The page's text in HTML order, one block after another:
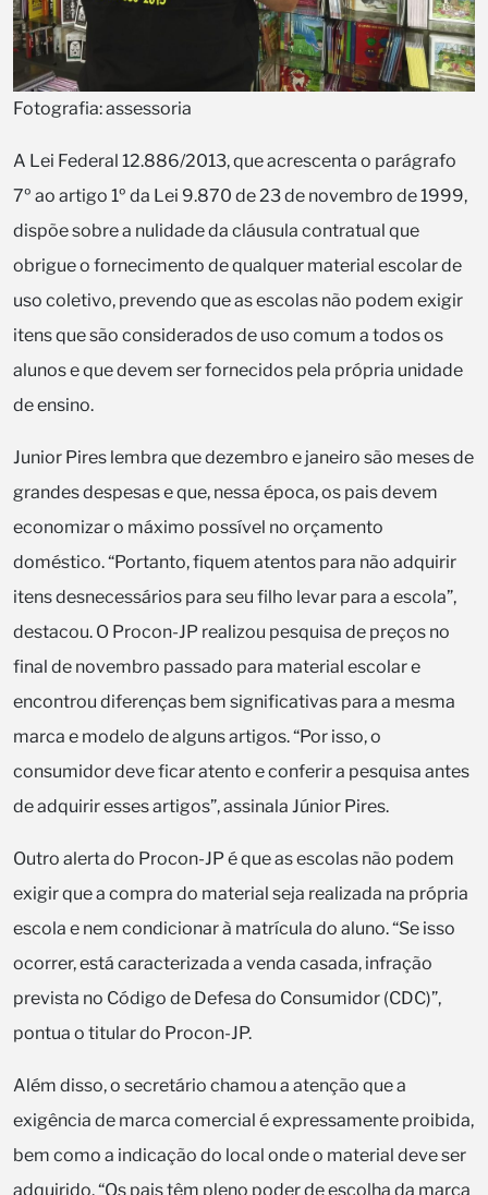
Fotografia: assessoria
A Lei Federal 12.886/2013, que acrescenta o parágrafo
7º ao artigo 1º da Lei 9.870 de 23 de novembro de 1999,
dispõe sobre a nulidade da cláusula contratual que
obrigue o fornecimento de qualquer material escolar de
uso coletivo, prevendo que as escolas não podem exigir
itens que são considerados de uso comum a todos os
alunos e que devem ser fornecidos pela própria unidade
de ensino.
Junior Pires lembra que dezembro e janeiro são meses de
grandes despesas e que, nessa época, os pais devem
economizar o máximo possível no orçamento
doméstico. “Portanto, fiquem atentos para não adquirir
itens desnecessários para seu filho levar para a escola”,
destacou. O Procon-JP realizou pesquisa de preços no
final de novembro passado para material escolar e
encontrou diferenças bem significativas para a mesma
marca e modelo de alguns artigos. “Por isso, o
consumidor deve ficar atento e conferir a pesquisa antes
de adquirir esses artigos”, assinala Júnior Pires.
Outro alerta do Procon-JP é que as escolas não podem
exigir que a compra do material seja realizada na própria
escola e nem condicionar à matrícula do aluno. “Se isso
ocorrer, está caracterizada a venda casada, infração
prevista no Código de Defesa do Consumidor (CDC)”,
pontua o titular do Procon-JP.
Além disso, o secretário chamou a atenção que a
exigência de marca comercial é expressamente proibida,
bem como a indicação do local onde o material deve ser
adquirido. “Os pais têm pleno poder de escolha da marca